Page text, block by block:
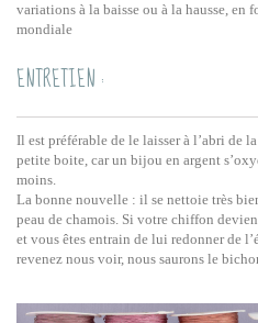
variations à la baisse ou à la hausse, en
mondiale
ENTRETIEN :
Il est préférable de le laisser à l’abri de
petite boite, car un bijou en argent
moins.
La bonne nouvelle : il se nettoie très
peau de chamois. Si votre chiffon
et vous êtes entrain de lui redonner de
revenez nous voir, nous saurons le